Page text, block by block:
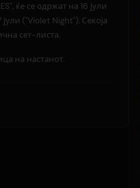
ќе се одржат на 16 јули
("Violet Night"). Секоја
сет-листа.
на настанот.